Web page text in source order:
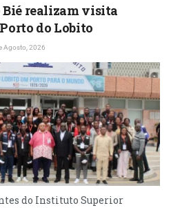
animação e, ao
educação e reflexão.
sobre os cuidados que
seus corpos, sobretudo a
qualquer tipo
independentemente
prevaricador.
Bié realizam visita
do Lobito
Agosto, 2026
do Instituto Superior